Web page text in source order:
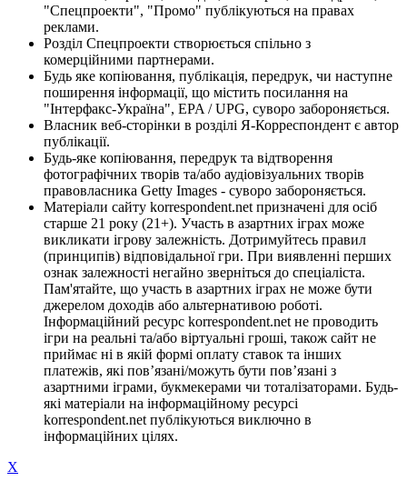
"Спецпроекти", "Промо" публікуються на правах
реклами.
Розділ Спецпроекти створюється спільно з
комерційними партнерами.
Будь яке копіювання, публікація, передрук, чи наступне
поширення інформації, що містить посилання на
"Інтерфакс-Україна", EPA / UPG, суворо забороняється.
Власник веб-сторінки в розділі Я-Корреспондент є автор
публікації.
Будь-яке копіювання, передрук та відтворення
фотографічних творів та/або аудіовізуальних творів
правовласника Getty Images - суворо забороняється.
Матеріали сайту korrespondent.net призначені для осіб
старше 21 року (21+). Участь в азартних іграх може
викликати ігрову залежність. Дотримуйтесь правил
(принципів) відповідальної гри. При виявленні перших
ознак залежності негайно зверніться до спеціаліста.
Пам'ятайте, що участь в азартних іграх не може бути
джерелом доходів або альтернативою роботі.
Інформаційний ресурс korrespondent.net не проводить
ігри на реальні та/або віртуальні гроші, також сайт не
приймає ні в якій формі оплату ставок та інших
платежів, які пов’язані/можуть бути пов’язані з
азартними іграми, букмекерами чи тоталізаторами. Будь-
які матеріали на інформаційному ресурсі
korrespondent.net публікуються виключно в
інформаційних цілях.
X